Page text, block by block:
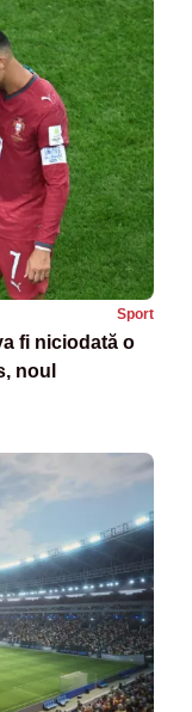
Sport
fi niciodată o
noul